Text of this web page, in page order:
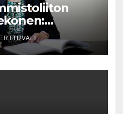
luo